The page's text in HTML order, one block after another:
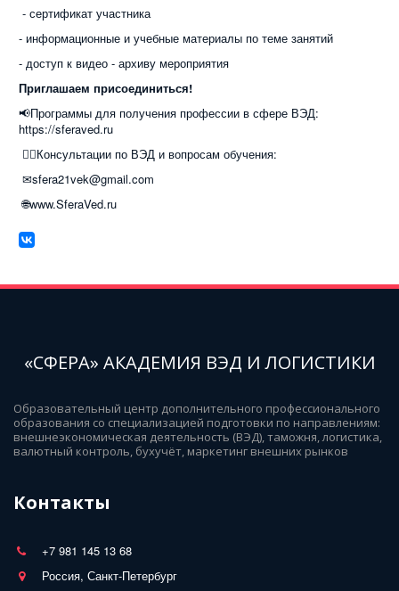
- сертификат участника
- информационные и учебные материалы по теме занятий
- доступ к видео - архиву мероприятия
Приглашаем присоединиться!
📢Программы для получения профессии в сфере ВЭД:
https://sferaved.ru
👉🏻Консультации по ВЭД и вопросам обучения:
✉sfera21vek@gmail.com
🌐www.SferaVed.ru
«СФЕРА» АКАДЕМИЯ ВЭД И ЛОГИСТИКИ
Образовательный центр дополнительного профессионального
образования со специализацией подготовки по направлениям:
внешнеэкономическая деятельность (ВЭД), таможня, логистика,
валютный контроль, бухучёт, маркетинг внешних рынков
Контакты
+7 981 145 13 68
Россия, Санкт-Петербург